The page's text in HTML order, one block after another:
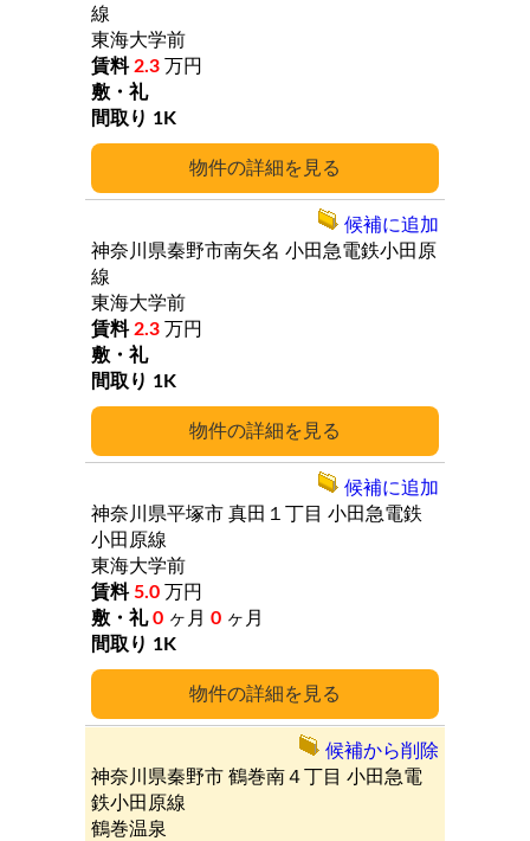
詳細
線
東海大学前
2.3 万円
1K
詳細
神奈川県秦野市南矢名 小田急電鉄小田原
線
東海大学前
2.3 万円
1K
候補に追加
詳細
神奈川県平塚市 真田１丁目 小田急電鉄
小田原線
東海大学前
5.0 万円
0 ヶ月 0 ヶ月
1K
候補に追加
神奈川県秦野市 鶴巻南４丁目 小田急電
鉄小田原線
鶴巻温泉
候補から削除